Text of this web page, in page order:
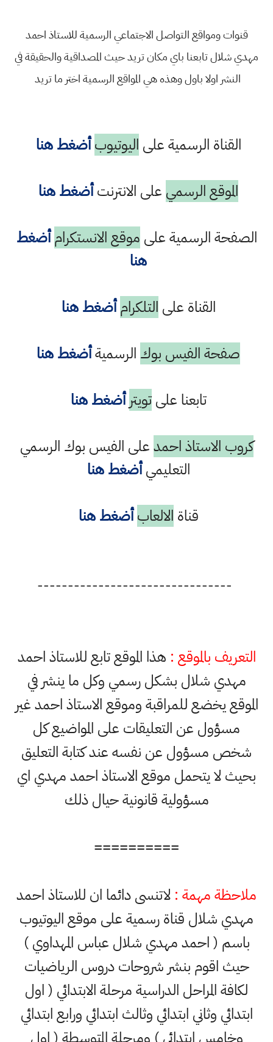
قنوات ومواقع التواصل الاجتماعي الرسمية للاستاذ احمد
مهدي شلال تابعنا باي مكان تريد حيث المصداقية والحقيقة في
النشر اولا باول وهذه هي المواقع الرسمية اختر ما تريد
القناة الرسمية على اليوتيوب أضغط هنا
الموقع الرسمي على الانترنتأضغط هنا
الصفحة الرسمية على موقع الانستكرام أضغط
هنا
القناة على التلكرام أضغط هنا
صفحة الفيس بوك الرسميةأضغط هنا
تابعنا علىتويتر أضغط هنا
كروب الاستاذ احمدعلى الفيس بوك الرسمي
التعليميأضغط هنا
قناة الالعاب أضغط هنا
--------------------------------
التعريف بالموقع : هذا الموقع تابع للاستاذ احمد
مهدي شلال بشكل رسمي وكل ما ينشر في
الموقع يخضع للمراقبة وموقع الاستاذ احمد غير
مسؤول عن التعليقات على المواضيع كل
شخص مسؤول عن نفسه عند كتابة التعليق
بحيث لا يتحمل موقع الاستاذ احمد مهدي اي
مسؤولية قانونية حيال ذلك
==========
ملاحظة مهمة : لاتنسى دائما ان للاستاذ احمد
مهدي شلال قناة رسمية على موقع اليوتيوب
باسم ( احمد مهدي شلال عباس المهداوي )
حيث اقوم بنشر شروحات دروس الرياضيات
لكافة المراحل الدراسية مرحلة الابتدائي ( اول
ابتدائي وثاني ابتدائي وثالث ابتدائي ورابع ابتدائي